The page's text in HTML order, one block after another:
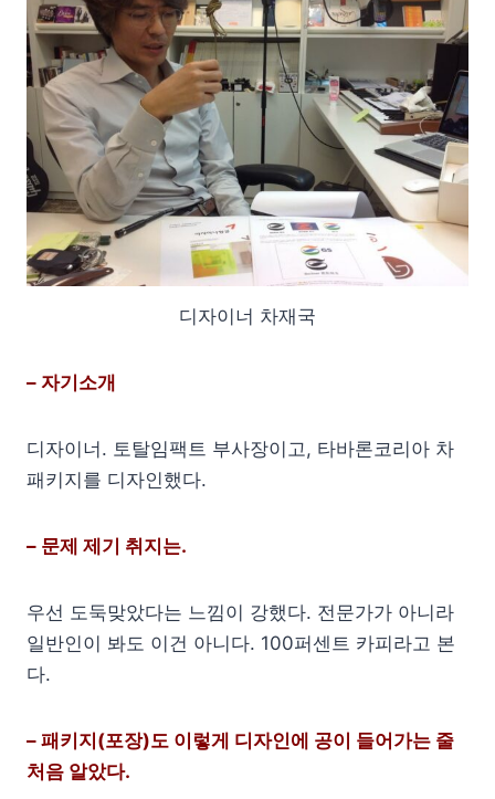
디자이너 차재국
– 자기소개
디자이너. 토탈임팩트 부사장이고, 타바론코리아 차
패키지를 디자인했다.
– 문제 제기 취지는.
우선 도둑맞았다는 느낌이 강했다. 전문가가 아니라
일반인이 봐도 이건 아니다. 100퍼센트 카피라고 본
다.
– 패키지(포장)도 이렇게 디자인에 공이 들어가는 줄
처음 알았다.